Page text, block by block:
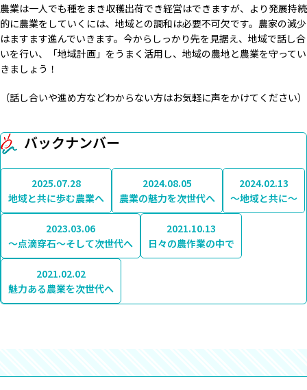
農業は一人でも種をまき収穫出荷でき経営はできますが、より発展持続
的に農業をしていくには、地域との調和は必要不可欠です。農家の減少
はますます進んでいきます。今からしっかり先を見据え、地域で話し合
いを行い、「地域計画」をうまく活用し、地域の農地と農業を守ってい
きましょう！
（話し合いや進め方などわからない方はお気軽に声をかけてください）
バックナンバー
2025.07.28
地域と共に歩む農業へ
2024.08.05
農業の魅力を次世代へ
2024.02.13
～地域と共に～
2023.03.06
～点滴穿石～そして次世代へ
2021.10.13
日々の農作業の中で
2021.02.02
魅力ある農業を次世代へ